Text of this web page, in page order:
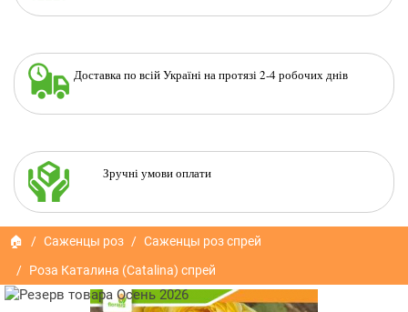
Доставка по всій Україні на протязі 2-4 робочих днів
Зручні умови оплати
🏠 Саженцы роз
Саженцы роз спрей
Роза Каталина (Catalina) спрей